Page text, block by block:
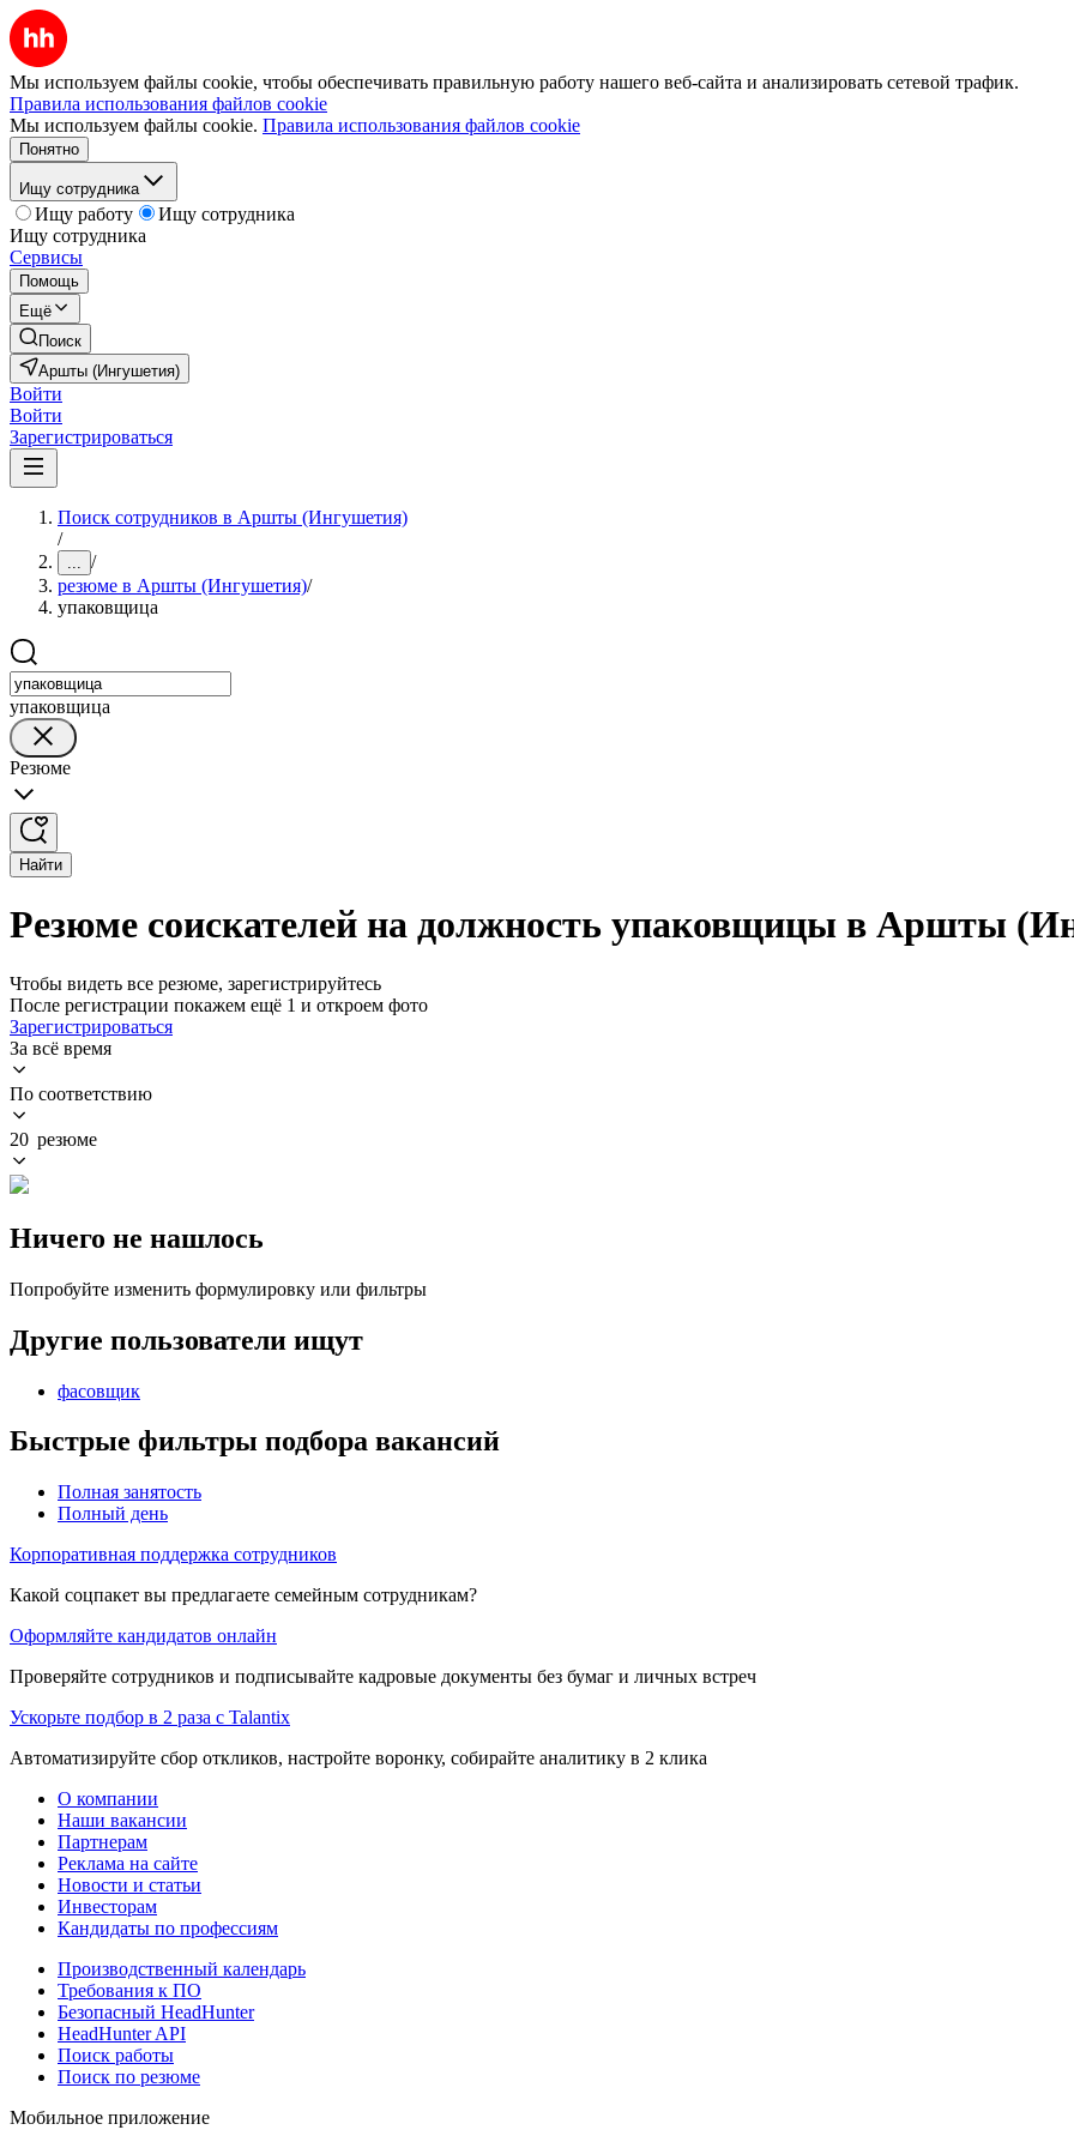
Мы используем файлы cookie, чтобы обеспечивать правильную работу нашего веб-сайта и анализировать сетевой трафик.
Правила использования файлов cookie
Мы используем файлы cookie. Правила использования файлов cookie
Понятно
Ищу сотрудника
Ищу работу
Ищу сотрудника
Ищу сотрудника
Сервисы
Помощь
Ещё
Поиск
Аршты (Ингушетия)
Войти
Войти
Зарегистрироваться
Поиск сотрудников в Аршты (Ингушетия)
/
... /
резюме в Аршты (Ингушетия)/
упаковщица
упаковщица
Резюме
Найти
Резюме соискателей на должность упаковщицы в Аршты
Чтобы видеть все резюме, зарегистрируйтесь
После регистрации покажем ещё 1 и откроем фото
Зарегистрироваться
За всё время
По соответствию
20 резюме
Ничего не нашлось
Попробуйте изменить формулировку или фильтры
Другие пользователи ищут
фасовщик
Быстрые фильтры подбора вакансий
Полная занятость
Полный день
Корпоративная поддержка сотрудников
Какой соцпакет вы предлагаете семейным сотрудникам?
Оформляйте кандидатов онлайн
Проверяйте сотрудников и подписывайте кадровые документы без бумаг и личных встреч
Ускорьте подбор в 2 раза с Talantix
Автоматизируйте сбор откликов, настройте воронку, собирайте аналитику в 2 клика
О компании
Наши вакансии
Партнерам
Реклама на сайте
Новости и статьи
Инвесторам
Кандидаты по профессиям
Производственный календарь
Требования к ПО
Безопасный HeadHunter
HeadHunter API
Поиск работы
Поиск по резюме
Мобильное приложение